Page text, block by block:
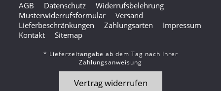
AGB Datenschutz
Widerrufsbelehrung
Musterwiderrufsformular
Versand
Lieferbeschränkungen
Zahlungsarten
Impressum
Kontakt
Sitemap
* Lieferzeitangabe ab dem Tag nach Ihrer
Zahlungsanweisung
Vertrag widerrufen